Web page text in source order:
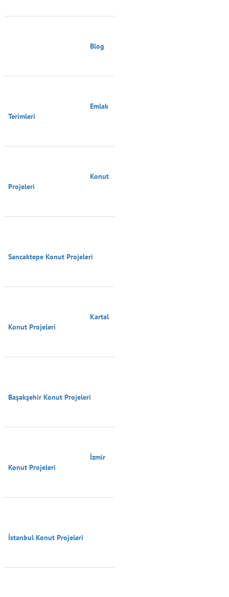
Terimleri
Projeleri
Sancaktepe Konut Projeleri
Konut Projeleri
Başakşehir Konut Projeleri
Konut Projeleri
İstanbul Konut Projeleri